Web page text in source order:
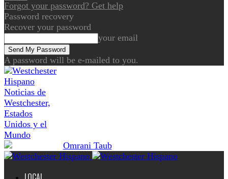
Forgot your password? Get help
Password recovery
Recover your password
your email
A password will be e-mailed to you.
Noticias de
Westchester,
Estados
Unidos y el
Mundo